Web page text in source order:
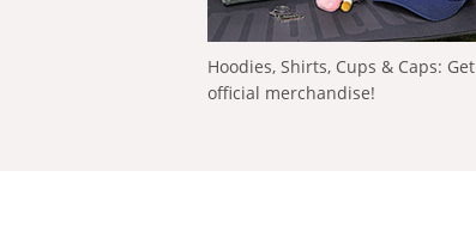
Hoodies, Shirts, Cups & Caps: Get
official merchandise!